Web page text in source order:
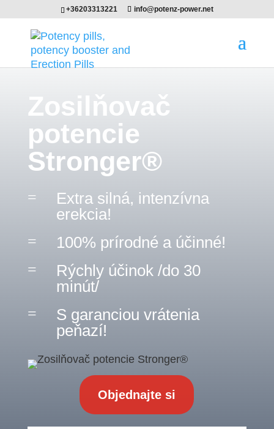
+36203313221 info@potenz-power.net
Zosilňovač
potencie
Stronger®
=
Extra silná, intenzívna
erekcia!
= 100% prírodné a účinné!
=
Rýchly účinok /do 30
minút/
=
S garanciou vrátenia
peňazí!
Objednajte si